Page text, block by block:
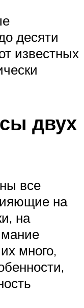
десяти
известных
двух
все
на
на
много,